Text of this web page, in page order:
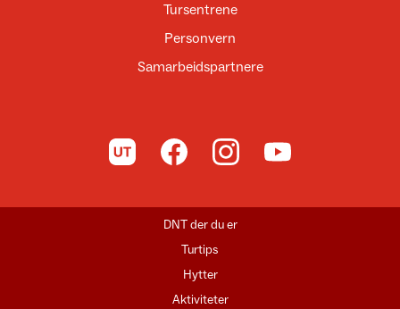
Tursentrene
Personvern
Samarbeidspartnere
Til UT.no Til DNT på Facebook
Til DNT på Instagram
Til DNT på YouTube
DNT der du er
Turtips
Hytter
Aktiviteter